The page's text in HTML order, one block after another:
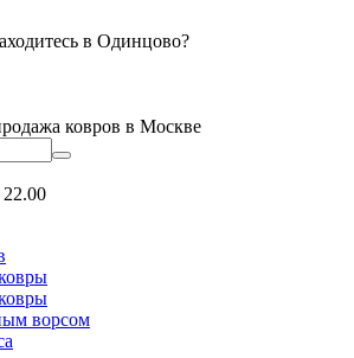
в Одинцово?
ковров в Москве
ворсом